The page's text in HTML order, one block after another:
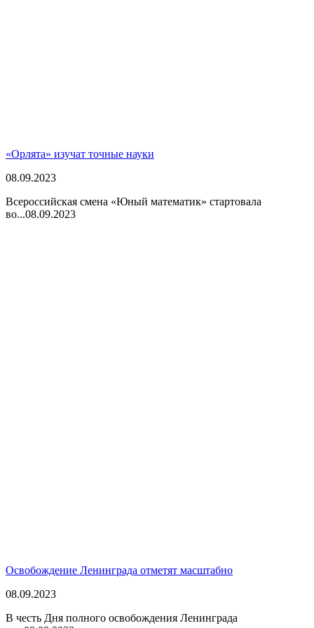
«Орлята» изучат точные науки
08.09.2023
Всероссийская смена «Юный математик» стартовала
во...08.09.2023
Освобождение Ленинграда отметят масштабно
08.09.2023
В честь Дня полного освобождения Ленинграда